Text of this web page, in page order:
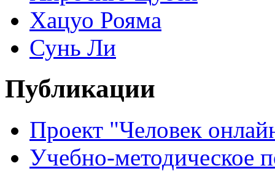
Хацуо Рояма
Сунь Ли
Публикации
Проект "Человек
Учебно-методическое